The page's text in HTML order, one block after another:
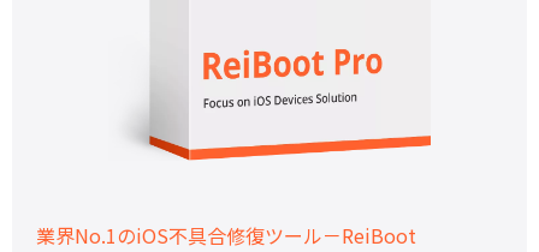
業界No.1のiOS不具合修復ツール－ReiBoot